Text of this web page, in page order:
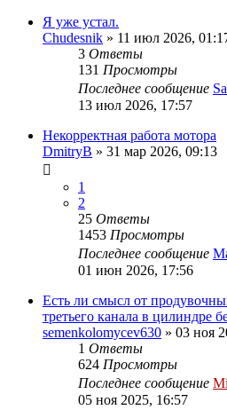
Я уже устал.
Chudesnik » 11 июл 2026,
3 Ответы
131 Просмотры
Последнее сообщение
13 июл 2026, 17:57
Некорректная работа мотора
DmitryB » 31 мар 2026, 09:13
1
2
25 Ответы
1453 Просмотры
Последнее сообщение
01 июн 2026, 17:56
Есть ли смысл от
третьего канала в цилиндре
semenkolomycev630 » 03 ноя
1 Ответы
624 Просмотры
Последнее сообщение
05 ноя 2025, 16:57